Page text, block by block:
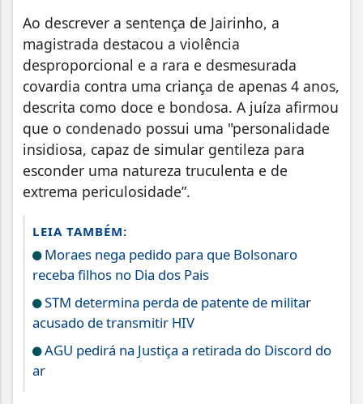
Ao descrever a sentença de Jairinho, a
magistrada destacou a violência
desproporcional e a rara e desmesurada
covardia contra uma criança de apenas 4 anos,
descrita como doce e bondosa. A juíza afirmou
que o condenado possui uma "personalidade
insidiosa, capaz de simular gentileza para
esconder uma natureza truculenta e de
extrema periculosidade”.
LEIA TAMBÉM:
Moraes nega pedido para que Bolsonaro
receba filhos no Dia dos Pais
STM determina perda de patente de militar
acusado de transmitir HIV
AGU pedirá na Justiça a retirada do Discord do
ar